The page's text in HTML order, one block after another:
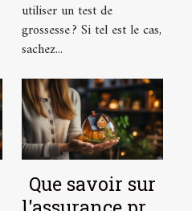
utiliser un test de
grossesse ? Si tel est le cas,
sachez...
Que savoir sur